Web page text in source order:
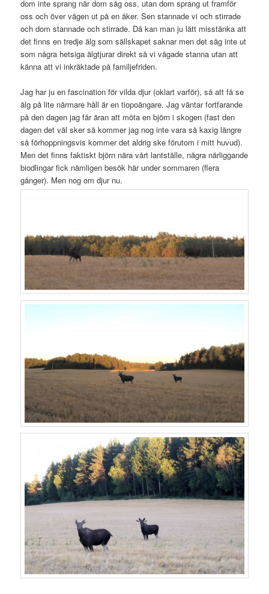
dom inte sprang när dom såg oss, utan dom sprang ut framför
oss och över vägen ut på en åker. Sen stannade vi och stirrade
och dom stannade och stirrade. Då kan man ju lätt misstänka att
det finns en tredje älg som sällskapet saknar men det såg inte ut
som några hetsiga älgtjurar direkt så vi vågade stanna utan att
känna att vi inkräktade på familjefriden.
Jag har ju en fascination för vilda djur (oklart varför), så att få se
älg på lite närmare håll är en tiopoängare. Jag väntar fortfarande
på den dagen jag får äran att möta en björn i skogen (fast den
dagen det väl sker så kommer jag nog inte vara så kaxig längre
så förhoppningsvis kommer det aldrig ske förutom i mitt huvud).
Men det finns faktiskt björn nära vårt lantställe, några närliggande
biodlingar fick nämligen besök här under sommaren (flera
gånger). Men nog om djur nu.